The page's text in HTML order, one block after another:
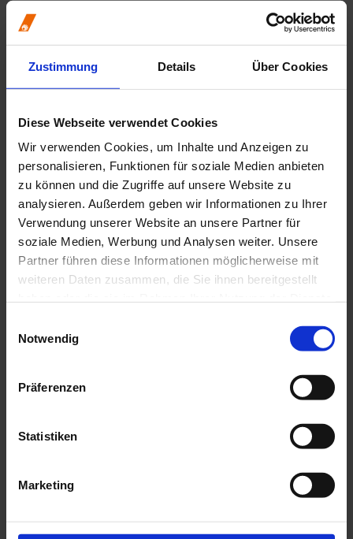
Zustimmung Details Über Cookies
Diese Webseite verwendet Cookies
Wir verwenden Cookies, um Inhalte und Anzeigen zu
personalisieren, Funktionen für soziale Medien anbieten
zu können und die Zugriffe auf unsere Website zu
analysieren. Außerdem geben wir Informationen zu Ihrer
Verwendung unserer Website an unsere Partner für
soziale Medien, Werbung und Analysen weiter. Unsere
Partner führen diese Informationen möglicherweise mit
weiteren Daten zusammen, die Sie ihnen bereitgestellt
Notwendig
Präferenzen
Statistiken
Marketing
Brandschutz
BuS-Dienst
Erste Hilfe / Notfallkoffer
Hygiene
Medical Device Regulation (MDR)
Notfalldienst
Strahlenschutz
Studium und Berufseinstieg
Famulatur
Praxiswissen und Behandlung
Alterszahnheilkunde
Behandlung bei ambulanter Vollnarkose
Behandlung von Asylbewerbern und
Behandlung von Kindern
Rauchentwöhnung: Teil der zahnärztlichen
Aktuell: Kooperationen mit Aligner-Startups
verbindliches Preisrecht auch für juristische